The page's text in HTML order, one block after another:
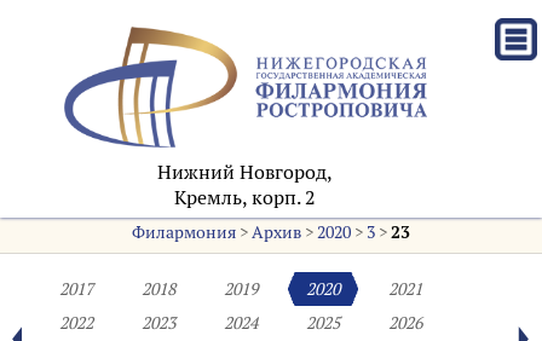
Нижний Новгород,
Кремль, корп. 2
Филармония>Архив>2020> 3>23
2017 2018 2019 2020
2021
2022
2023 2024 2025
2026